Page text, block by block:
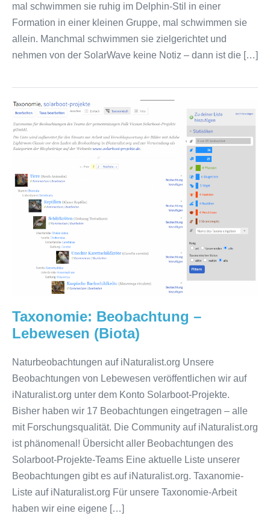
mal schwimmen sie ruhig im Delphin-Stil in einer
Formation in einer kleinen Gruppe, mal schwimmen sie
allein. Manchmal schwimmen sie zielgerichtet und
nehmen von der SolarWave keine Notiz – dann ist die […]
Taxonomie:
Beobachtung
–
(Biota)
Taxonomie: Beobachtung –
Lebewesen (Biota)
Naturbeobachtungen auf iNaturalist.org Unsere
Beobachtungen von Lebewesen veröffentlichen wir auf
iNaturalist.org unter dem Konto Solarboot-Projekte.
Bisher haben wir 17 Beobachtungen eingetragen – alle
mit Forschungsqualität. Die Community auf iNaturalist.org
ist phänomenal! Übersicht aller Beobachtungen des
Solarboot-Projekte-Teams Eine aktuelle Liste unserer
Beobachtungen gibt es auf iNaturalist.org. Taxanomie-
Liste auf iNaturalist.org Für unsere Taxonomie-Arbeit
haben wir eine eigene […]